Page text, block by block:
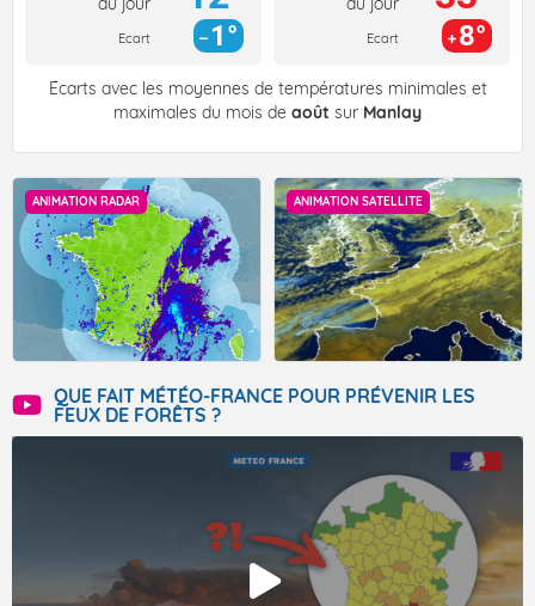
Ecart 1° Ecart 8°
Écarts avec les moyennes de températures minimales et
maximales du mois de août sur Manlay
ANIMATION RADAR ANIMATION SATELLITE
QUE FAIT MÉTÉO-FRANCE POUR PRÉVENIR LES
FEUX DE FORÊTS ?